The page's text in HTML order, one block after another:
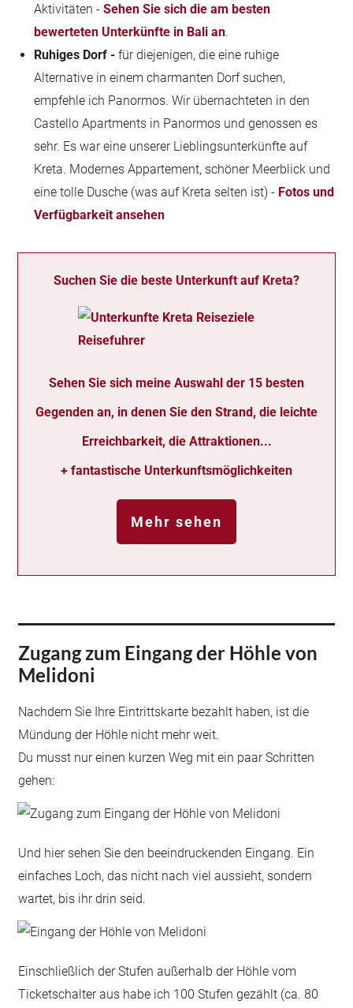
Aktivitäten -Sehen Sie sich die am besten
bewerteten Unterkünfte in Bali an.
Ruhiges Dorf - für diejenigen, die eine ruhige
Alternative in einem charmanten Dorf suchen,
empfehle ich Panormos. Wir übernachteten in den
Castello Apartments in Panormos und genossen es
sehr. Es war eine unserer Lieblingsunterkünfte auf
Kreta. Modernes Appartement, schöner Meerblick und
eine tolle Dusche (was auf Kreta selten ist) - Fotos und
Verfügbarkeit ansehen
Suchen Sie die beste Unterkunft auf Kreta?
Sehen Sie sich meine Auswahl der 15 besten
Gegenden an, in denen Sie den Strand, die leichte
Erreichbarkeit, die Attraktionen...
+ fantastische Unterkunftsmöglichkeiten
Mehr sehen
Zugang zum Eingang der Höhle von
Melidoni
Nachdem Sie Ihre Eintrittskarte bezahlt haben, ist die
Mündung der Höhle nicht mehr weit.
Du musst nur einen kurzen Weg mit ein paar Schritten
gehen:
Und hier sehen Sie den beeindruckenden Eingang. Ein
einfaches Loch, das nicht nach viel aussieht, sondern
wartet, bis ihr drin seid.
Einschließlich der Stufen außerhalb der Höhle vom
Ticketschalter aus habe ich 100 Stufen gezählt (ca. 80